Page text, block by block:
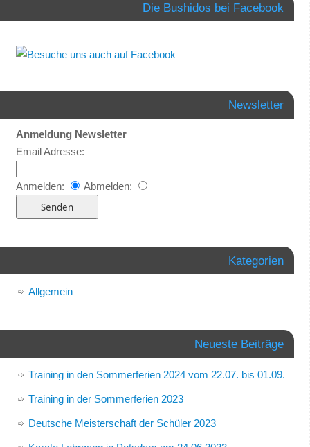
Die Bushidos bei Facebook
Newsletter
Anmeldung Newsletter
Email Adresse:
Anmelden: Abmelden:
Kategorien
Allgemein
Neueste Beiträge
Training in den Sommerferien 2024 vom 22.07. bis 01.09.
Training in der Sommerferien 2023
Deutsche Meisterschaft der Schüler 2023